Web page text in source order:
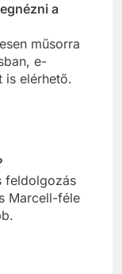
a
műsorra
e-
is elérhető.
feldolgozás
Marcell-féle